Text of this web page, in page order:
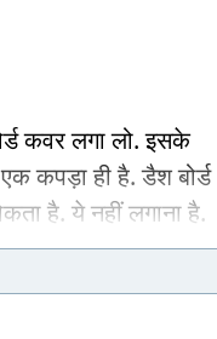
कवर लगा लो. इसके
कपड़ा ही है. डैश बोर्ड
है. ये नहीं लगाना है.
है लेकिन उसके लिए पूरा
लो.